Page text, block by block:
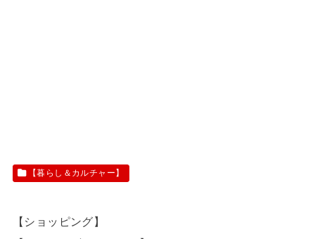
【暮らし＆カルチャー】
【ショッピング】